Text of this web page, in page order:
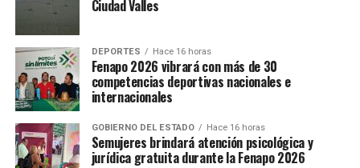
Ciudad Valles
DEPORTES Hace 16 horas
Fenapo 2026 vibrará con más de 30
competencias deportivas nacionales e
internacionales
GOBIERNO DEL ESTADO Hace 16 horas
Semujeres brindará atención psicológica y
jurídica gratuita durante la Fenapo 2026